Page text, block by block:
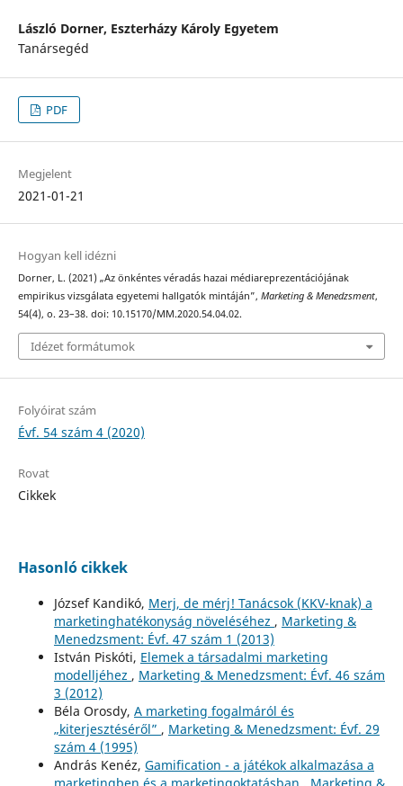
László Dorner, Eszterházy Károly Egyetem
Tanársegéd
PDF
Megjelent
2021-01-21
Hogyan kell idézni
Dorner, L. (2021) „Az önkéntes véradás hazai médiareprezentációjának
empirikus vizsgálata egyetemi hallgatók mintáján”, Marketing & Menedzsment,
54(4), o. 23–38. doi: 10.15170/MM.2020.54.04.02.
Idézet formátumok
Folyóirat szám
Évf. 54 szám 4 (2020)
Rovat
Cikkek
Hasonló cikkek
József Kandikó, Merj, de mérj! Tanácsok (KKV-knak) a
marketinghatékonyság növeléséhez , Marketing &
Menedzsment: Évf. 47 szám 1 (2013)
István Piskóti, Elemek a társadalmi marketing
modelljéhez , Marketing & Menedzsment: Évf. 46 szám
3 (2012)
Béla Orosdy, A marketing fogalmáról és
„kiterjesztéséről” , Marketing & Menedzsment: Évf. 29
szám 4 (1995)
András Kenéz, Gamification - a játékok alkalmazása a